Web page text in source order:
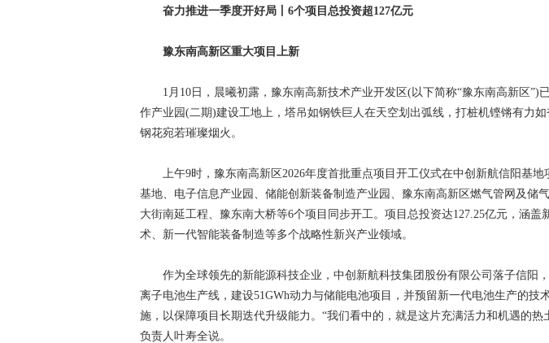
奋力推进一季度开好局丨6个项目总投资超127亿元
豫东南高新区重大项目上新
1月10日，晨曦初露，豫东南高新技术产业开发区(以下简称“豫东南高新区”)
作产业园(二期)建设工地上，塔吊如钢铁巨人在天空划出弧线，打桩机铿锵有力
钢花宛若璀璨烟火。
上午9时，豫东南高新区2026年度首批重点项目开工仪式在中创新航信阳基地
基地、电子信息产业园、储能创新装备制造产业园、豫东南高新区燃气管网及储
大街南延工程、豫东南大桥等6个项目同步开工。项目总投资达127.25亿元，涵盖
术、新一代智能装备制造等多个战略性新兴产业领域。
作为全球领先的新能源科技企业，中创新航科技集团股份有限公司落子信阳
离子电池生产线，建设51GWh动力与储能电池项目，并预留新一代电池生产的技
施，以保障项目长期迭代升级能力。“我们看中的，就是这片充满活力和机遇的热
负责人叶寿全说。